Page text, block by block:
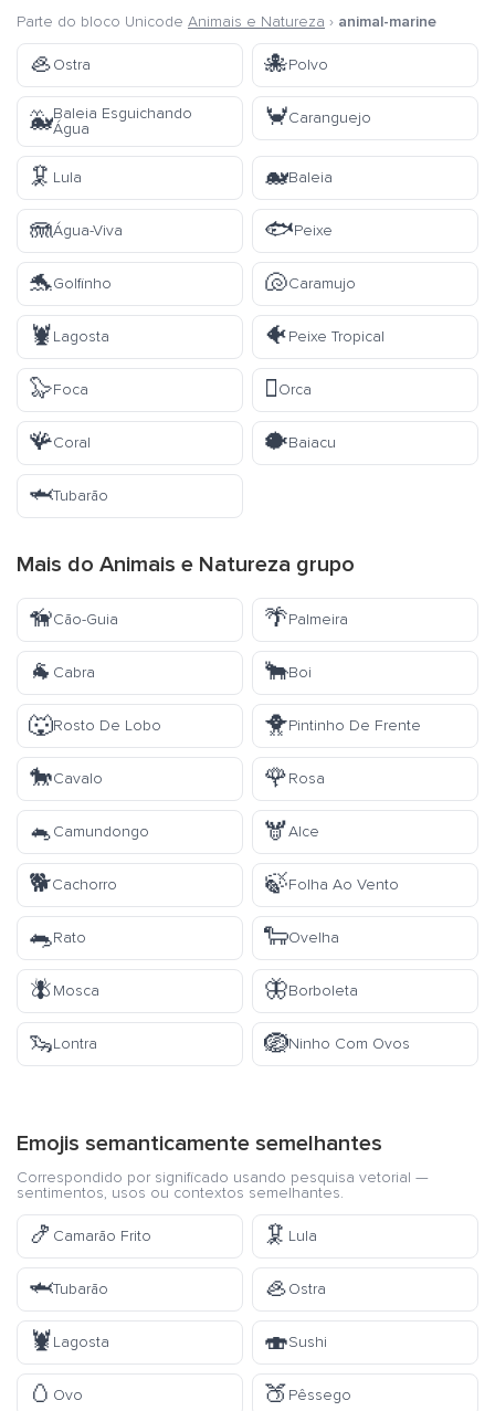
Parte do bloco Unicode Animais e Natureza › animal-marine
🦪Ostra 🐙Polvo
🐳Baleia Esguichando
Água
🦀Caranguejo
🦑 Lula 🐋Baleia
🪼Água-Viva 🐟Peixe
🐬Golfinho 🐚Caramujo
🦞Lagosta 🐠Peixe Tropical
🦭Foca 🫍Orca
🪸Coral 🐡Baiacu
🦈Tubarão
Mais do Animais e Natureza grupo
🦮Cão-Guia 🌴Palmeira
🐐 Cabra 🐂Boi
🐺Rosto De Lobo 🐥Pintinho De Frente
🐎Cavalo 🌹Rosa
🐁Camundongo 🫎Alce
🐕Cachorro 🍃Folha Ao Vento
🐀Rato 🐑Ovelha
🪰Mosca 🦋Borboleta
🦦Lontra 🪺Ninho Com Ovos
Emojis semanticamente semelhantes
Correspondido por significado usando pesquisa vetorial —
sentimentos, usos ou contextos semelhantes.
🍤 Camarão Frito 🦑 Lula
🦈Tubarão 🦪Ostra
🦞Lagosta 🍣Sushi
🥚 Ovo 🍑Pêssego